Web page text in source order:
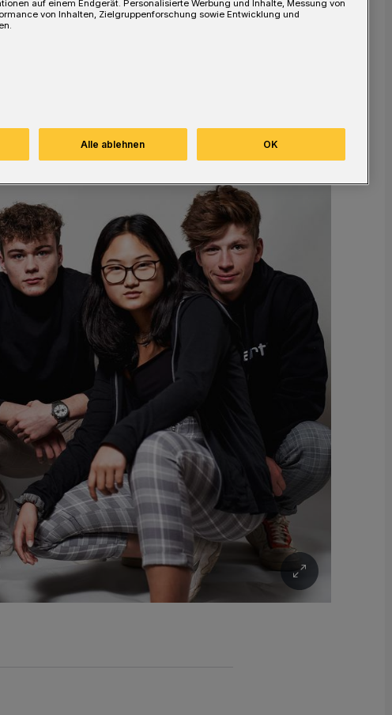
auf einem Endgerät. Personalisierte Werbung und Inhalte, Messung von
von Inhalten, Zielgruppenforschung sowie Entwicklung und
Alle ablehnen OK